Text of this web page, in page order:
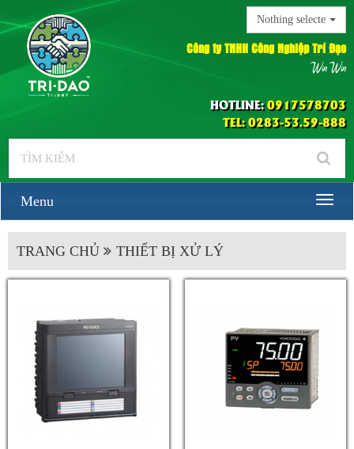
Nothing selected
Công ty TNHH Công Nghiệp Trí Đạo
Win Win
HOTLINE:0917578703
TEL: 0283-53.59-888
Menu
TRANG CHỦ THIẾT BỊ XỬ LÝ